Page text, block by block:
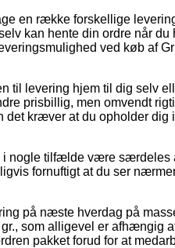
en række forskellige
kan hente din ordre når
ved køb af
til levering hjem til dig selv
prisbillig, men omvendt
det kræver at du opholder
i nogle tilfælde være særdeles
fornuftigt at du ser
på næste hverdag på
som alligevel er afhængig
pakket forud for at